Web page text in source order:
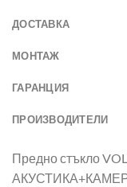
ДОСТАВКА
МОНТАЖ
ГАРАНЦИЯ
ПРОИЗВОДИТЕЛИ
Предно стъкло